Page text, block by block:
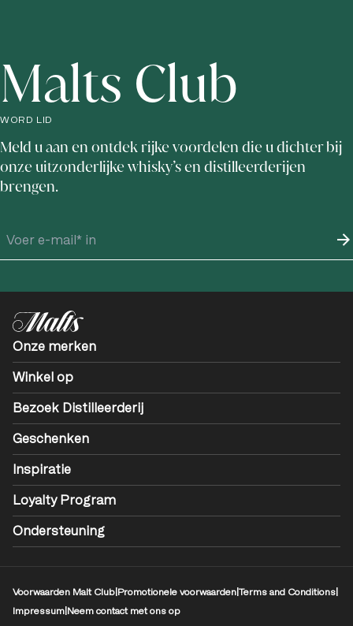
Malts Club
WORD LID
Meld u aan en ontdek rijke voordelen die u dichter bij
onze uitzonderlijke whisky’s en distilleerderijen
brengen.
Onze merken
Winkel op
Bezoek Distilleerderij
Geschenken
Inspiratie
Loyalty Program
Ondersteuning
Voorwaarden Malt Club Promotionele voorwaardenTerms and Conditions
Impressum Neem contact met ons op